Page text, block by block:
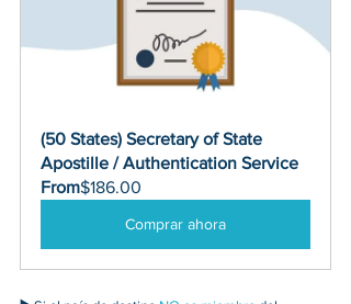
(50 States) Secretary of State
Apostille / Authentication Service
From$186.00
Comprar ahora